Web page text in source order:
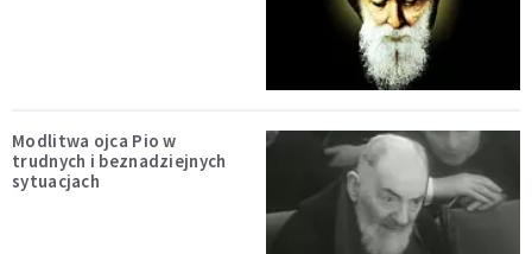
Modlitwa ojca Pio w
trudnych i beznadziejnych
sytuacjach